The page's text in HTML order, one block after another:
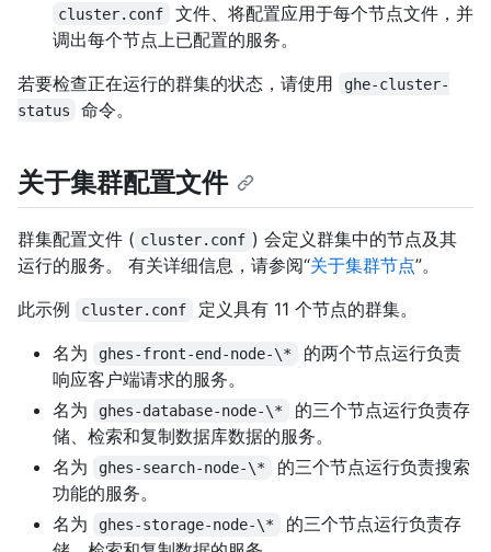
cluster.conf
文件、将配置应用于每个节点文件，并
调出每个节点上已配置的服务。
若要检查正在运行的群集的状态，请使用
ghe-cluster-
status
命令。
关于集群配置文件
群集配置文件 ( cluster.conf ) 会定义群集中的节点及其
运行的服务。 有关详细信息，请参阅“关于集群节点”。
此示例
cluster.conf
定义具有 11 个节点的群集。
名为
ghes-front-end-node-\*
的两个节点运行负责
响应客户端请求的服务。
名为
ghes-database-node-\*
的三个节点运行负责存
储、检索和复制数据库数据的服务。
名为
ghes-search-node-\*
的三个节点运行负责搜索
功能的服务。
名为
ghes-storage-node-\*
的三个节点运行负责存